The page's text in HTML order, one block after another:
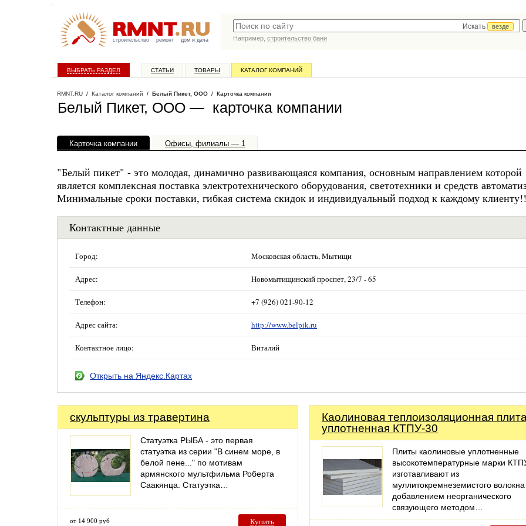
строительство ремонт дом и дача
Искать
везде
Например, строительство бани
ВЫБРАТЬ РАЗДЕЛ СТАТЬИ ТОВАРЫ КАТАЛОГ КОМПАНИЙ
RMNT.RU / Каталог компаний / Белый Пикет, ООО / Карточка компании
Белый Пикет, ООО — карточка компании
Карточка компании Офисы, филиалы — 1
"Белый пикет" - это молодая, динамично развивающаяся компания, основным направлением которой
является комплексная поставка электротехнического оборудования, светотехники и средств
Минимальные сроки поставки, гибкая система скидок и индивидуальный подход к каждому
Контактные данные
Город: Московская область, Мытищи
Адрес: Новомытищинский проспет, 23/7 - 65
Телефон: +7 (926) 021-90-12
Адрес сайта: http://www.belpik.ru
Контактное лицо: Виталий
Открыть на Яндекс.Картах
скульптуры из травертина
Статуэтка РЫБА - это первая
статуэтка из серии "В синем море, в
белой пене..." по мотивам
армянского мультфильма Роберта
Саакянца. Статуэтка…
от 14 900 руб Купить
Каолиновая теплоизоляционная плита
уплотненная КТПУ-30
Плиты каолиновые уплотненные
высокотемпературные марки
изготавливают из
муллитокремнеземистого
добавлением неорганического
связующего методом…